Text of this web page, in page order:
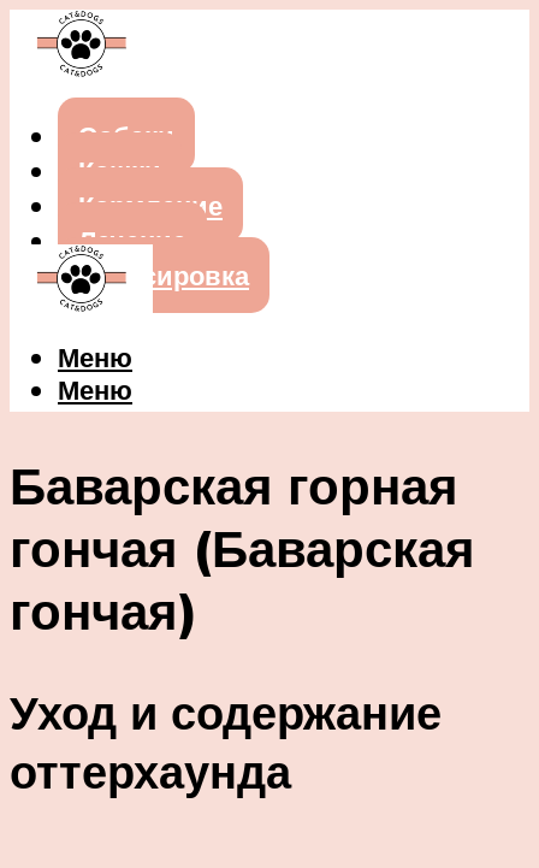
Собаки
Кошки
Кормление
Лечение
Дрессировка
Меню
Меню
Баварская горная
гончая (Баварская
гончая)
Уход и содержание
оттерхаунда